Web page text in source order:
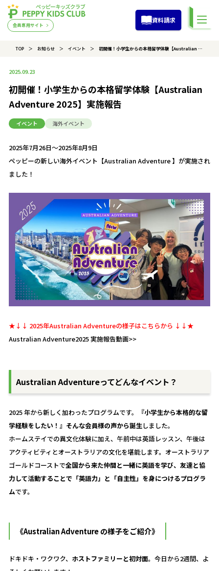
会員専用サイト
資料請求
TOP お知らせ イベント 初開催！小学生からの本格留学体験【Australian Adventure 2025】実施報告
2025.09.23
初開催！小学生からの本格留学体験【Australian
Adventure 2025】実施報告
イベント 海外イベント
2025年7月26日～2025年8月9日
ペッピーの新しい海外イベント【Australian Adventure 】が実施され
ました！
★↓↓ 2025年Australian Adventureの様子はこちらから ↓↓★
Australian Adventure2025 実施報告動画>>
Australian Adventureってどんなイベント？
2025 年から新しく加わったプログラムです。
『小学生から本格的な留
学経験をしたい！』そんな会員様の声から誕生 しました。
ホームステイでの異文化体験に加え、午前中は英語レッスン、午後は
アクティビティとオーストラリアの文化を堪能します。オーストラリア
ゴールドコーストで全国から来た仲間と一緒に英語を学び、友達と協
力して活動することで「英語力」と「自主性」を身につけるプログラ
ムです。
《Australian Adventure の様子をご紹介》
ドキドキ・ワクワク、 ホストファミリーと初対面。今日から2週間、よ